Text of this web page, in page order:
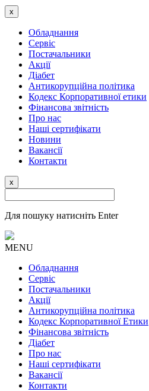
x
Обладнання
Сервіс
Постачальники
Акції
Діабет
Антикорупційна політика
Кодекс Корпоративної етики
Фінансова звітність
Про нас
Наші сертифікати
Новини
Вакансії
Контакти
x
Для пошуку натисніть Enter
MENU
Обладнання
Сервіс
Постачальники
Акції
Антикорупційна політика
Кодекс Корпоративної Етики
Фінансова звітність
Діабет
Про нас
Наші сертифікати
Вакансії
Контакти